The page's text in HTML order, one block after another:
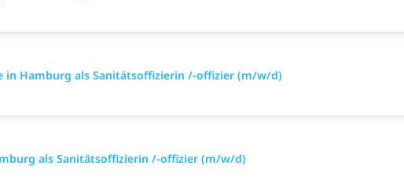
Hamburg als Sanitätsoffizierin /-offizier (m/w/d)
als Sanitätsoffizierin /-offizier (m/w/d)